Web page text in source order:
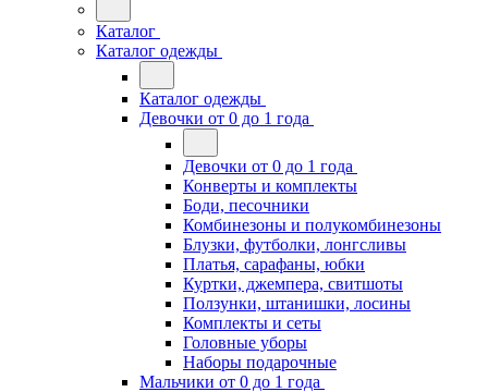
Каталог
Каталог одежды
Каталог одежды
Девочки от 0 до 1 года
Девочки от 0 до 1 года
Конверты и комплекты
Боди, песочники
Комбинезоны и полукомбинезоны
Блузки, футболки, лонгсливы
Платья, сарафаны, юбки
Куртки, джемпера, свитшоты
Ползунки, штанишки, лосины
Комплекты и сеты
Головные уборы
Наборы подарочные
Мальчики от 0 до 1 года